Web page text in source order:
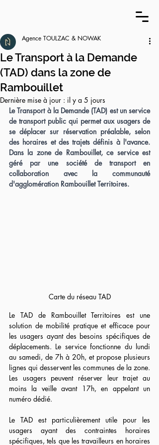
Le Transport à la Demande
(TAD) dans la zone de
Rambouillet
Agence TOULZAC & NOWAK
Dernière mise à jour : il y a 5 jours
Le Transport à la Demande (TAD) est un service
de transport public qui permet aux usagers de
se déplacer sur réservation préalable, selon
des horaires et des trajets définis à l'avance.
Dans la zone de Rambouillet, ce service est
géré par une société de transport en
collaboration avec la communauté
d'agglomération Rambouillet Territoires.
Carte du réseau TAD
Le TAD de Rambouillet Territoires est une
solution de mobilité pratique et efficace pour
les usagers ayant des besoins spécifiques de
déplacements. Le service fonctionne du lundi
au samedi, de 7h à 20h, et propose plusieurs
lignes qui desservent les communes de la zone.
Les usagers peuvent réserver leur trajet au
moins la veille avant 17h, en appelant un
numéro dédié.
Le TAD est particulièrement utile pour les
usagers ayant des contraintes horaires
spécifiques, tels que les travailleurs en horaires